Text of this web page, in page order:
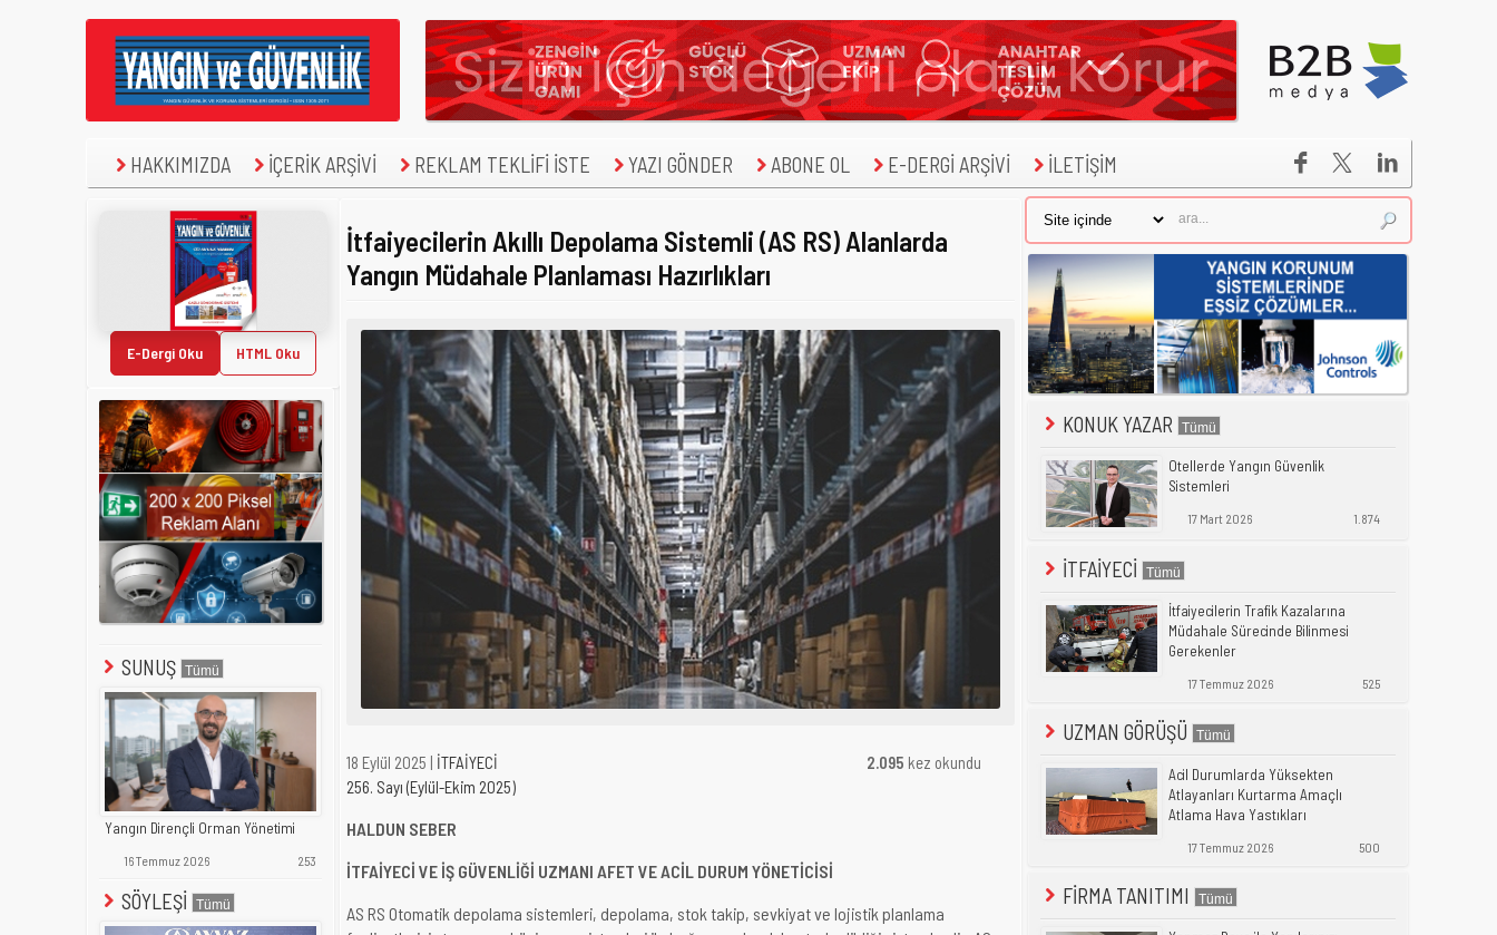
HAKKIMIZDA İÇERİK ARŞİVİ REKLAM TEKLİFİ İSTE YAZI GÖNDER ABONE OL E-DERGİ ARŞİVİ İLETİŞİM 

E-Dergi Oku HTML Oku
SUNUŞ
Yangın Dirençli Orman Yönetimi
16 Temmuz 2026 253
SÖYLEŞİ
İtfaiyecilerin Akıllı Depolama Sistemli (AS RS) Alanlarda
Yangın Müdahale Planlaması Hazırlıkları
18 Eylül 2025 | İTFAİYECİ
256. Sayı (Eylül-Ekim 2025)
2.095 kez okundu
HALDUN SEBER
İTFAİYECİ VE İŞ GÜVENLİĞİ UZMANI AFET VE ACİL DURUM YÖNETİCİSİ
AS RS Otomatik depolama sistemleri, depolama, stok takip, sevkiyat ve lojistik planlama
KONUK YAZAR
Otellerde Yangın Güvenlik
Sistemleri
17 Mart 2026 1.874
İTFAİYECİ
İtfaiyecilerin Trafik Kazalarına
Müdahale Sürecinde Bilinmesi
Gerekenler
17 Temmuz 2026 525
UZMAN GÖRÜŞÜ
Acil Durumlarda Yüksekten
Atlayanları Kurtarma Amaçlı
Atlama Hava Yastıkları
17 Temmuz 2026 500
FİRMA TANITIMI